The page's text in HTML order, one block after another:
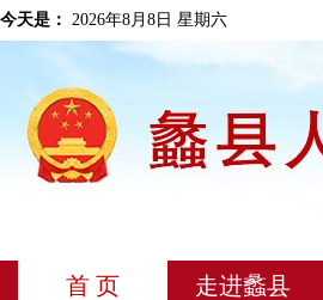
今天是： 2026年8月8日 星期六
首 页 走进蠡县